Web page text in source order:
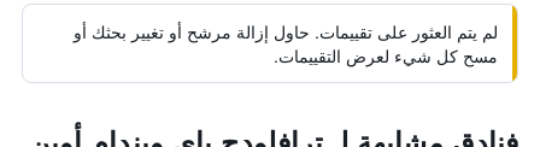
لم يتم العثور على تقييمات. حاول إزالة مرشح أو تغيير بحثك أو
مسح كل شيء لعرض التقييمات.